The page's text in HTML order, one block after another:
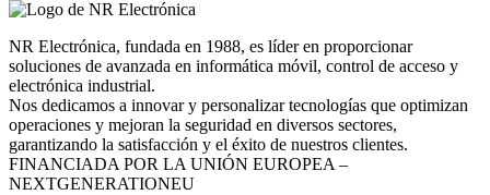
NR Electrónica, fundada en 1988, es líder en proporcionar
soluciones de avanzada en informática móvil, control de acceso y
electrónica industrial.
Nos dedicamos a innovar y personalizar tecnologías que optimizan
operaciones y mejoran la seguridad en diversos sectores,
garantizando la satisfacción y el éxito de nuestros clientes.
FINANCIADA POR LA UNIÓN EUROPEA –
NEXTGENERATIONEU